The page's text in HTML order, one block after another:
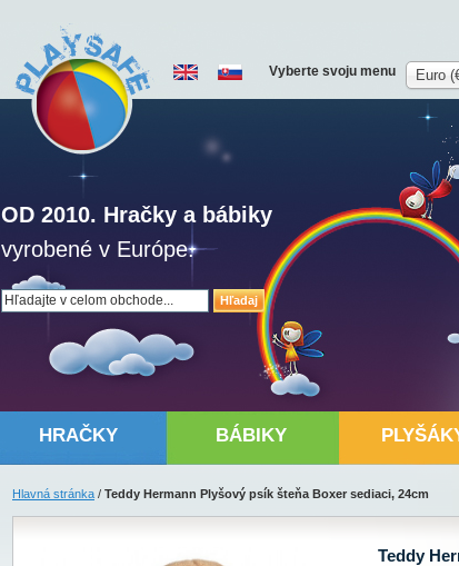
Hľadaj
OD 2010. Hračky a bábiky
vyrobené v Európe.
Vyberte svoju menu Euro
HRAČKY BÁBIKY
Hlavná stránka / Teddy Hermann Plyšový psík šteňa Boxer sediaci, 24cm
Teddy